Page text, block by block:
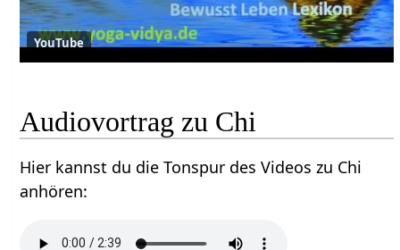
YouTube
Audiovortrag zu Chi
Hier kannst du die Tonspur des Videos zu Chi
anhören: